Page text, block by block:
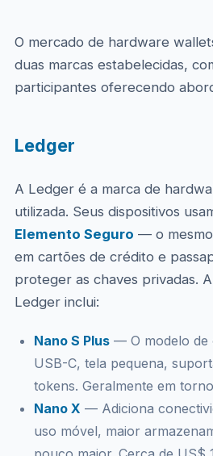
O mercado de hardware
duas marcas estabelecidas,
participantes oferecendo
Ledger
A Ledger é a marca de
utilizada. Seus dispositivos
Elemento Seguro — o
em cartões de crédito e
proteger as chaves privadas.
Ledger inclui:
Nano S Plus— O modelo de
USB-C, tela pequena,
tokens. Geralmente em
Nano X — Adiciona
uso móvel, maior